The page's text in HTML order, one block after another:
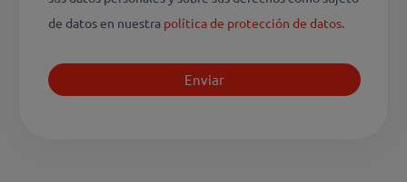
de datos en nuestra política de protección de datos.